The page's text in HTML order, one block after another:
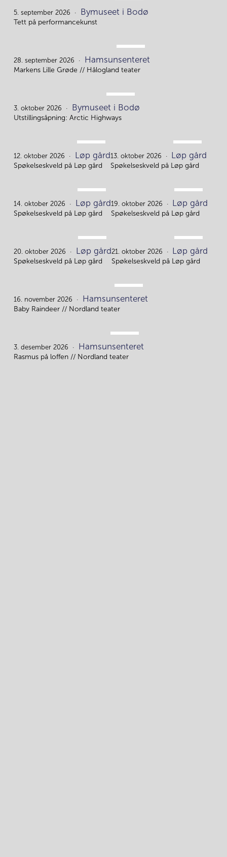
5.
5. september 2026 Bymuseet i Bodø
Tett på performancekunst
28.
28. september 2026 Hamsunsenteret
Markens Lille Grøde // Hålogland teater
3.
3. oktober 2026 Bymuseet i Bodø
Utstillingsåpning: Arctic Highways
12.
12. oktober 2026 Løp gård
Spøkelseskveld på Løp gård
13.
13. oktober 2026 Løp gård
Spøkelseskveld på Løp gård
14.
14. oktober 2026 Løp gård
Spøkelseskveld på Løp gård
19.
19. oktober 2026 Løp gård
Spøkelseskveld på Løp gård
20.
20. oktober 2026 Løp gård
Spøkelseskveld på Løp gård
21.
21. oktober 2026 Løp gård
Spøkelseskveld på Løp gård
16.
16. november 2026 Hamsunsenteret
Baby Raindeer // Nordland teater
3.
3. desember 2026 Hamsunsenteret
Rasmus på loffen // Nordland teater